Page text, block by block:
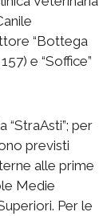
“Bottega
e “Soffice”
per
previsti
alle prime
Medie
Per le